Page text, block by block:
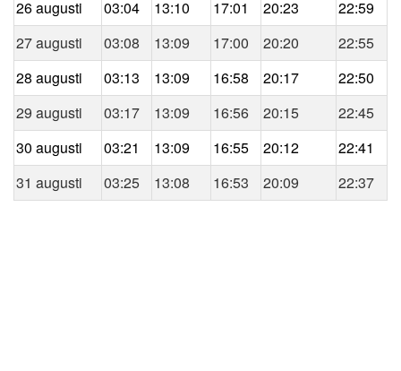
26 augusti 03:04 13:10 17:01 20:23
22:59
27 augusti
03:08 13:09 17:00 20:20
22:55
28 augusti
03:13 13:09 16:58 20:17
22:50
29 augusti
03:17 13:09 16:56 20:15
22:45
30 augusti
03:21 13:09 16:55 20:12
22:41
31 augusti
03:25 13:08 16:53 20:09 22:37